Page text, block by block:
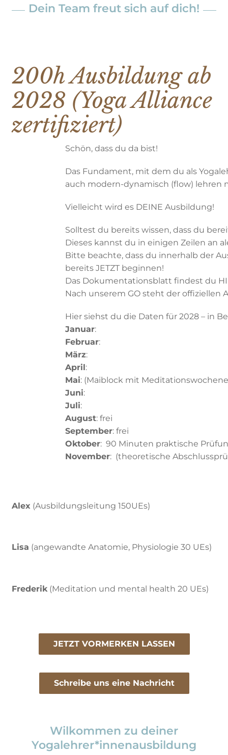
Dein Team freut sich auf dich!
200h Ausbildung ab
2028 (Yoga Alliance
zertifiziert)
Schön, dass du da bist!
Das Fundament, mit dem du als
auch modern-dynamisch (flow) lehren
Vielleicht wird es DEINE Ausbildung!
Solltest du bereits wissen, dass du
Dieses kannst du in einigen Zeilen an
Bitte beachte, dass du innerhalb der
bereits JETZT beginnen!
Das Dokumentationsblatt findest du
Nach unserem GO steht der offiziellen
Hier siehst du die Daten für 2028 – in
Januar:
Februar:
März:
April:
Mai: (Maiblock mit
Juni:
Juli:
August: frei
September: frei
Oktober: 90 Minuten praktische
November: (theoretische
Alex (Ausbildungsleitung 150UEs)
Lisa (angewandte Anatomie, Physiologie 30 UEs)
Frederik(Meditation und mental health 20 UEs)
JETZT VORMERKEN LASSEN
Schreibe uns eine Nachricht
Wilkommen zu deiner
Yogalehrer*innenausbildung